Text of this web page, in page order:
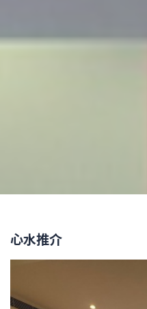
心水推介